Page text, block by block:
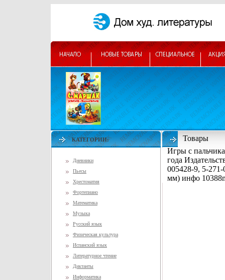
КАТЕГОРИИ:
Дневники
Пьесы
Хрестоматия
Фортепиано
Математика
Музыка
Русский язык
Физическая культура
Испанский язык
Литературное чтение
Диктанты
Информатика
Товары
Игры с
года
005428-9, 5-
мм) инфо